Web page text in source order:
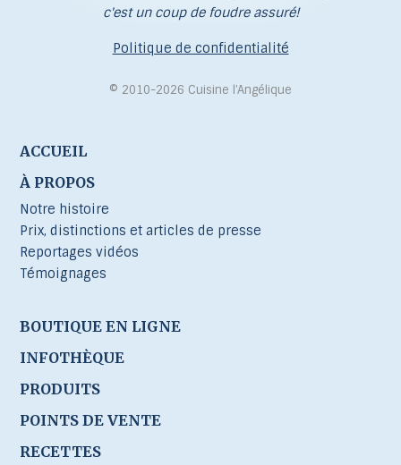
c'est un coup de foudre assuré!
Politique de confidentialité
© 2010-2026 Cuisine l’Angélique
ACCUEIL
À PROPOS
Notre histoire
Prix, distinctions et articles de presse
Reportages vidéos
Témoignages
BOUTIQUE EN LIGNE
INFOTHÈQUE
PRODUITS
POINTS DE VENTE
RECETTES